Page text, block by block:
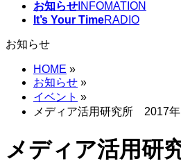
お知らせ INFOMATION
It’s Your TimeRADIO
お知らせ
HOME »
お知らせ »
イベント »
メディア活用研究所 2017
メディア活用研